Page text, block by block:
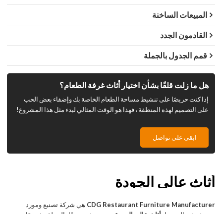
المبيعات الساخنة
القادمون الجدد
قمم الجدول بالجملة
هل ما زلت قلقًا بشأن اختيار أثاث غرفة الطعام؟
إذا كنت حريصًا على تنشيط مساحة الطعام الخاصة بك وإضفاء بعض الحب
على التصميم لهذه المنطقة ، فهذا هو الوقت المثالي لبدء مثل هذا المشروع!
ابقى على تواصل
أثاث عالي الجودة
CDG Restaurant Furniture Manufacturer هي شركة تصنيع ومورد